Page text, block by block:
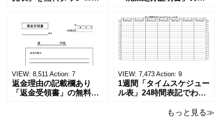
る！印刷可能な一覧表！
印刷可能な平成・令和・
西暦早見表を無料ダウン
ロードでご利用いただけ
ます。 パソコンに保存し
ていただくか、A4サイズ
でコピーしてご
ーカーの代理店、回収業
者へおすすめ！(Excel・
Word・PDF)正しく廃棄
されたことを証明する書
類「廃棄処分証明書」の
テンプレートです。 量販
店や家電メーカーの代理
店、回収
VIEW: 8,511 Action: 7
返金理由の記載欄あり
「返金受領書」の無料テ
VIEW: 7,473 Action: 9
1週間「タイムスケジュー
ル表」24時間表記でわか
ト！A4横型ExcelやWord
もっと見る≫